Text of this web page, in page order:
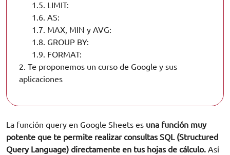
1.5. LIMIT:
1.6. AS:
1.7. MAX, MIN y AVG:
1.8. GROUP BY:
1.9. FORMAT:
2. Te proponemos un curso de Google y sus
aplicaciones
La función query en Google Sheets es una función muy
potente que te permite realizar consultas SQL (Structured
Query Language) directamente en tus hojas de cálculo. Así